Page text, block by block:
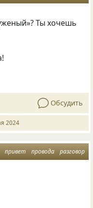
Ты хочешь
Обсудить
2024
привет провода разговор